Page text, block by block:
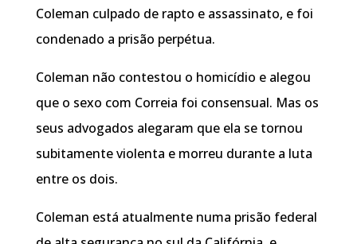
Coleman culpado de rapto e assassinato, e foi
condenado a prisão perpétua.
Coleman não contestou o homicídio e alegou
que o sexo com Correia foi consensual. Mas os
seus advogados alegaram que ela se tornou
subitamente violenta e morreu durante a luta
entre os dois.
Coleman está atualmente numa prisão federal